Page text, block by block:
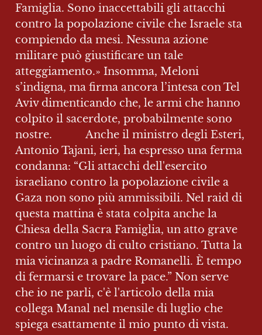
Famiglia. Sono inaccettabili gli attacchi
contro la popolazione civile che Israele sta
compiendo da mesi. Nessuna azione
militare può giustificare un tale
atteggiamento.» Insomma, Meloni
s’indigna, ma firma ancora l’intesa con Tel
Aviv dimenticando che, le armi che hanno
colpito il sacerdote, probabilmente sono
nostre. 		Anche il ministro degli Esteri,
Antonio Tajani, ieri, ha espresso una ferma
condanna: “Gli attacchi dell'esercito
israeliano contro la popolazione civile a
Gaza non sono più ammissibili. Nel raid di
questa mattina è stata colpita anche la
Chiesa della Sacra Famiglia, un atto grave
contro un luogo di culto cristiano. Tutta la
mia vicinanza a padre Romanelli. È tempo
di fermarsi e trovare la pace.” Non serve
che io ne parli, c'è l'articolo della mia
collega Manal nel mensile di luglio che
spiega esattamente il mio punto di vista.